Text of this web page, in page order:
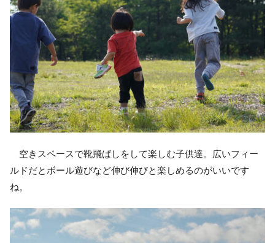
空きスペースで靴飛ばしをして楽しむ子供達。広いフィー
ルドだとボール遊びなど伸び伸びと楽しめるのがいいです
ね。